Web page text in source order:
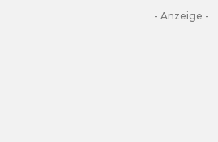
- Anzeige -